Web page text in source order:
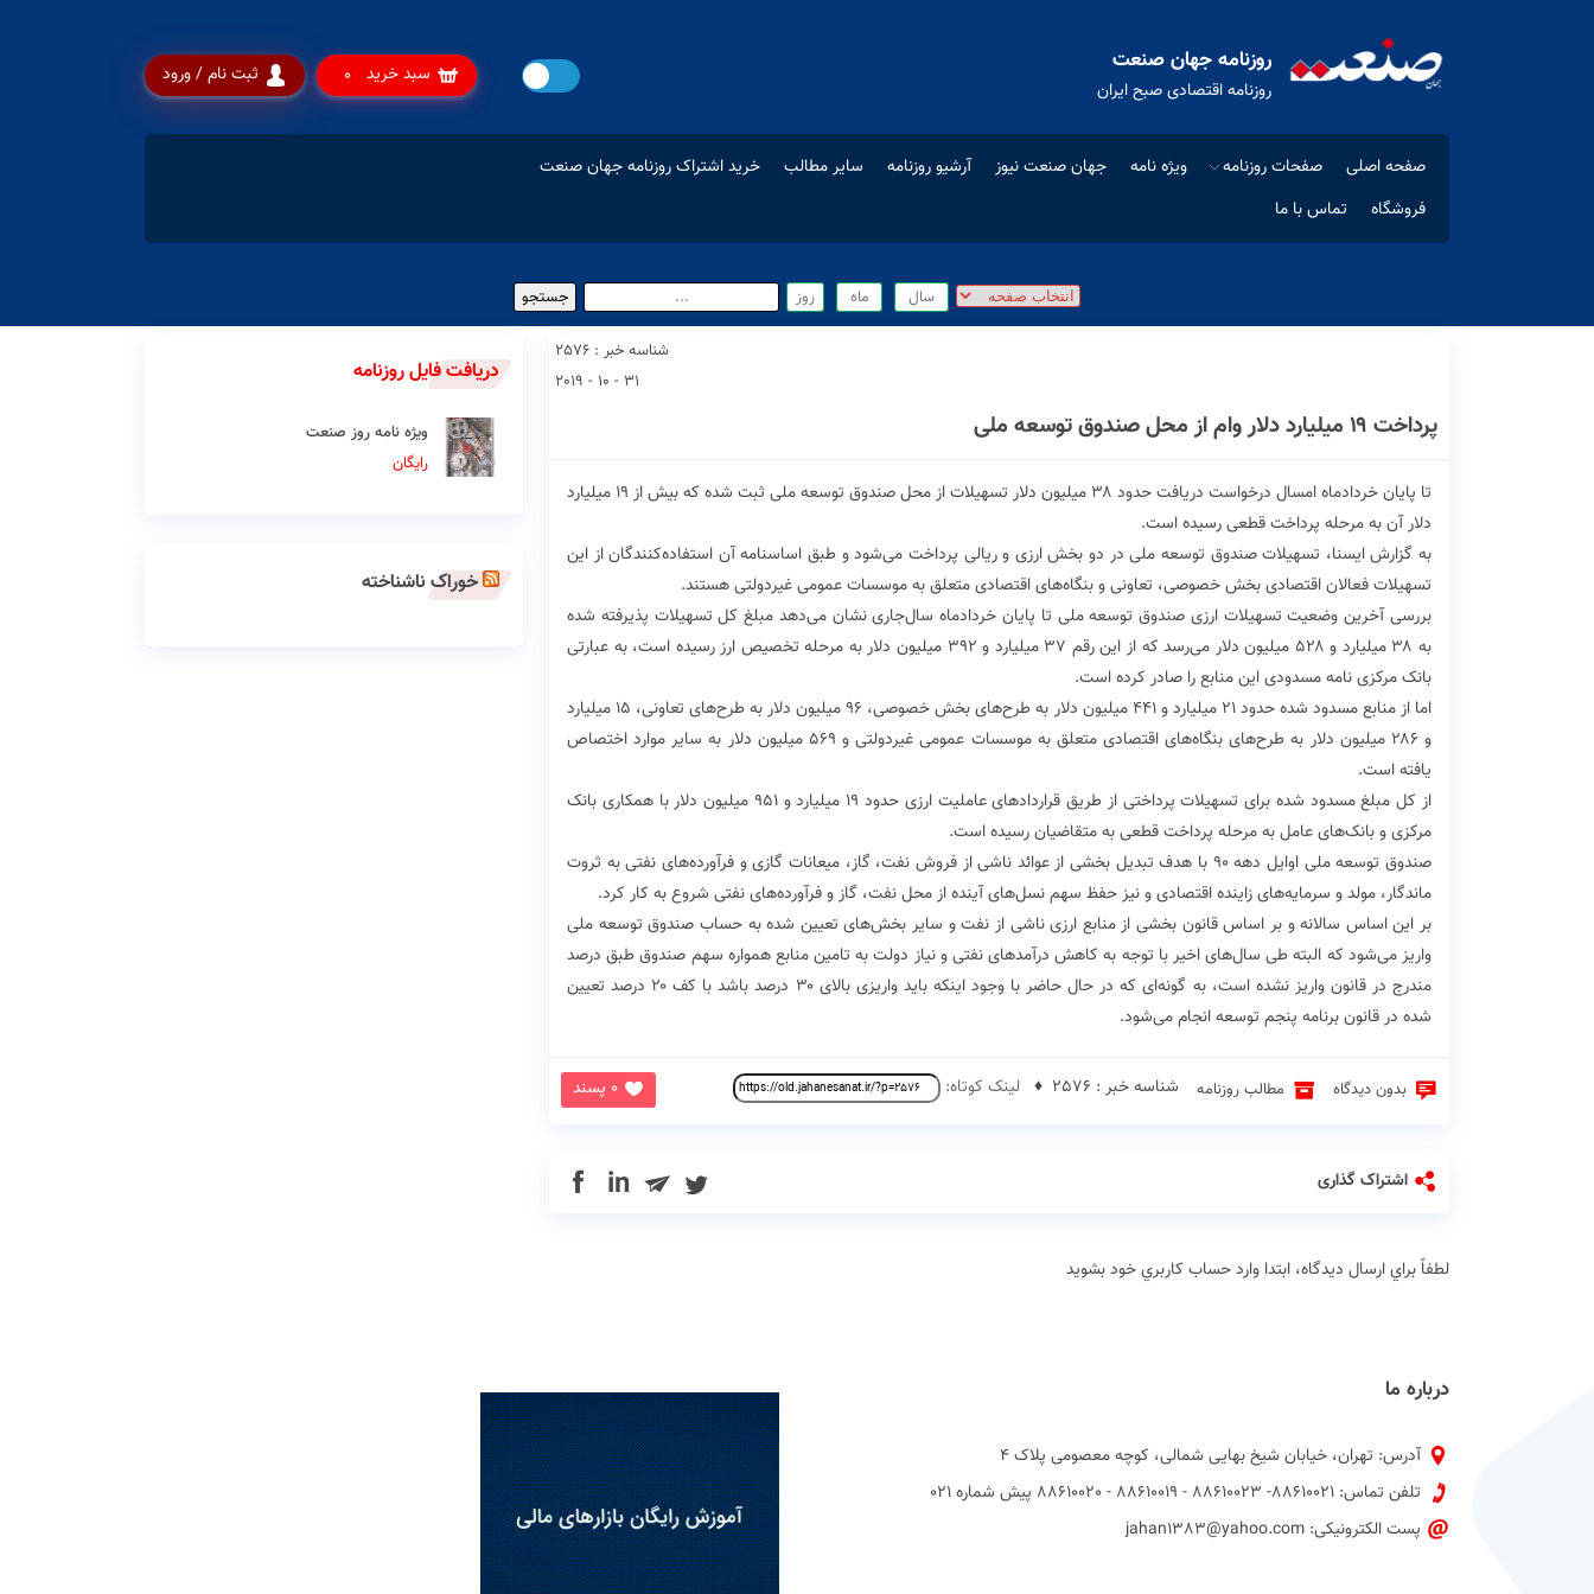
روزنامه جهان صنعت
روزنامه اقتصادی صبح ایران
ثبت نام / ورود سبد خرید 0
صفحه اصلی صفحات روزنامه ویژه نامه جهان صنعت نیوز آرشیو روزنامه سایر مطالب
خرید اشتراک روزنامه جهان صنعت
فروشگاه
تماس با ما
شناسه خبر : 2576
31 - 10 - 2019
پرداخت ۱۹ میلیارد دلار وام از محل صندوق توسعه ملی
تا پایان خردادماه امسال درخواست دریافت حدود ۳۸ میلیون دلار تسهیلات از محل صندوق توسعه ملی ثبت شده که بیش از ۱۹ میلیارد
دلار آن به مرحله پرداخت قطعی رسیده است.
به گزارش ایسنا، تسهیلات صندوق توسعه ملی در دو بخش ارزی و ریالی پرداخت می‌شود و طبق اساسنامه آن استفاده‌کنندگان از این
تسهیلات فعالان اقتصادی بخش خصوصی، تعاونی و بنگاه‌های اقتصادی متعلق به موسسات عمومی غیردولتی هستند.
بررسی آخرین وضعیت تسهیلات ارزی صندوق توسعه ملی تا پایان خردادماه سال‌جاری نشان می‌دهد مبلغ کل تسهیلات پذیرفته شده
به ۳۸ میلیارد و ۵۲۸ میلیون دلار می‌رسد که از این رقم ۳۷ میلیارد و ۳۹۲ میلیون دلار به مرحله تخصیص ارز رسیده است، به عبارتی
بانک مرکزی نامه مسدودی این منابع را صادر کرده است.
اما از منابع مسدود شده حدود ۲۱ میلیارد و ۴۴۱ میلیون دلار به طرح‌های بخش خصوصی، ۹۶ میلیون دلار به طرح‌های تعاونی، ۱۵ میلیارد
و ۲۸۶ میلیون دلار به طرح‌های بنگاه‌های اقتصادی متعلق به موسسات عمومی غیردولتی و ۵۶۹ میلیون دلار به سایر موارد اختصاص
یافته است.
از کل مبلغ مسدود شده برای تسهیلات پرداختی از طریق قراردادهای عاملیت ارزی حدود ۱۹ میلیارد و ۹۵۱ میلیون دلار با همکاری بانک
مرکزی و بانک‌های عامل به مرحله پرداخت قطعی به متقاضیان رسیده است.
صندوق توسعه ملی اوایل دهه ۹۰ با هدف تبدیل بخشی از عوائد ناشی از فروش نفت، گاز، میعانات گازی و فرآورده‌های نفتی به ثروت
ماندگار، مولد و سرمایه‌های زاینده اقتصادی و نیز حفظ سهم نسل‌های آینده از محل نفت، گاز و فرآورده‌های نفتی شروع به کار کرد.
بر این اساس سالانه و بر اساس قانون بخشی از منابع ارزی ناشی از نفت و سایر بخش‌های تعیین شده به حساب صندوق توسعه ملی
واریز می‌شود که البته طی سال‌های اخیر با توجه به کاهش درآمدهای نفتی و نیاز دولت به تامین منابع همواره سهم صندوق طبق درصد
مندرج در قانون واریز نشده است، به گونه‌ای که در حال حاضر با وجود اینکه باید واریزی بالای ۳۰ درصد باشد با کف ۲۰ درصد تعیین
شده در قانون برنامه پنجم توسعه انجام می‌شود.
بدون دیدگاه مطالب روزنامه 0 پسند شناسه خبر : 2576 ♦ لینک کوتاه:
اشتراک گذاری in
لطفاً براي ارسال دیدگاه، ابتدا وارد حساب كاربري خود بشويد
دریافت فایل روزنامه
ویژه نامه روز صنعت
رایگان
خوراک ناشناخته
درباره ما
آدرس: تهران، خیابان شیخ بهایی شمالی، کوچه معصومی پلاک 4
تلفن تماس: 88610021- 88610023 - 88610019 - 88610020 پیش شماره 021
پست الکترونیکی: jahan1383@yahoo.com